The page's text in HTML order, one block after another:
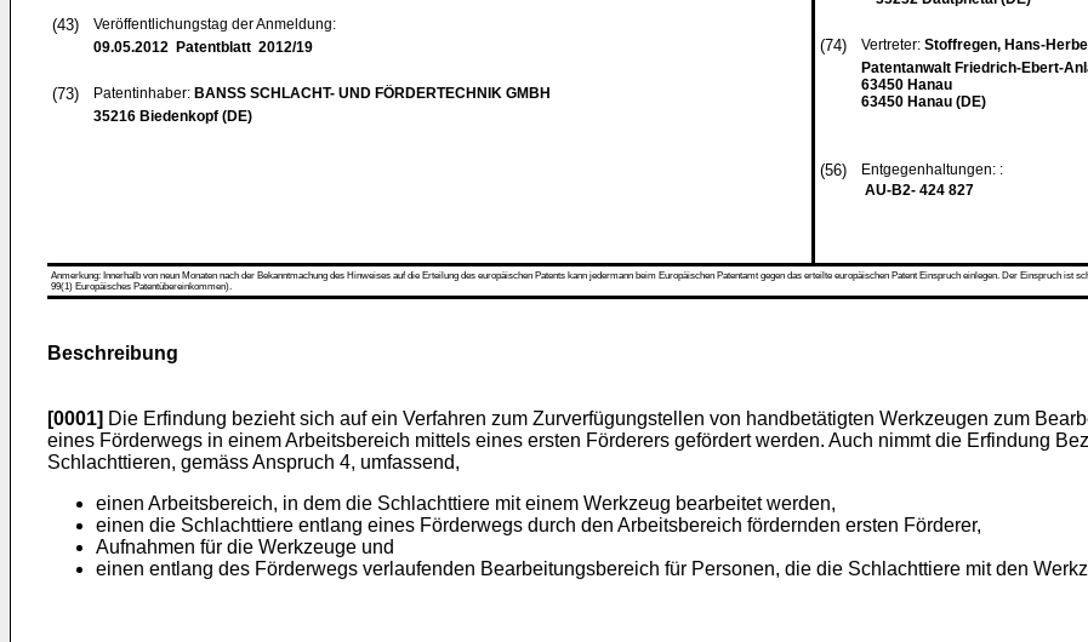
(43)
Veröffentlichungstag der Anmeldung:
09.05.2012 Patentblatt 2012/19
(73) Patentinhaber: BANSS SCHLACHT- UND FÖRDERTECHNIK GMBH
35216 Biedenkopf (DE)
(74) Vertreter: Stoffregen, Hans-
Patentanwalt Friedrich-Ebert-
63450 Hanau
63450 Hanau (DE)
(56)
Entgegenhaltungen: :
AU-B2- 424 827
Anmerkung: Innerhalb von neun Monaten nach der Bekanntmachung des Hinweises auf die Erteilung des europäischen Patents kann jedermann beim Europäischen Patentamt gegen das erteilte europäischen Patent Einspruch einlegen. Der Einspruch
99(1) Europäisches Patentübereinkommen).
Beschreibung
[0001] Die Erfindung bezieht sich auf ein Verfahren zum Zurverfügungstellen von handbetätigten Werkzeugen zum
eines Förderwegs in einem Arbeitsbereich mittels eines ersten Förderers gefördert werden. Auch nimmt die Erfindung
Schlachttieren, gemäss Anspruch 4, umfassend,
einen Arbeitsbereich, in dem die Schlachttiere mit einem Werkzeug bearbeitet werden,
einen die Schlachttiere entlang eines Förderwegs durch den Arbeitsbereich fördernden ersten Förderer,
Aufnahmen für die Werkzeuge und
einen entlang des Förderwegs verlaufenden Bearbeitungsbereich für Personen, die die Schlachttiere mit den